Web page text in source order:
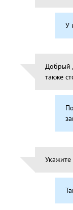
У
Добрый
также
Укажите